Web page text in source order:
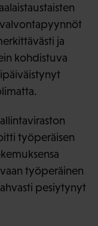
ja
kohdistuva
työperäisen
työperäinen
pesiytynyt